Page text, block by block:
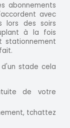
abonnements
avec
lors des soirs
à la fois
stationnement
stade cela
de votre
tchattez